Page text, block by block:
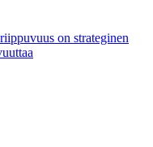
on strateginen